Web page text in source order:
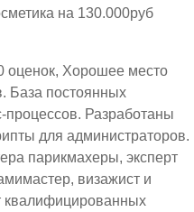
на 130.000руб
оценок, Хорошее место
База постоянных
Разработаны
для администраторов.
парикмахеры, эксперт
визажист и